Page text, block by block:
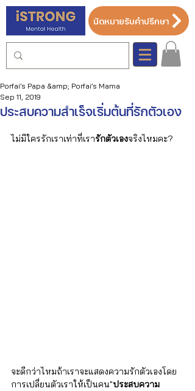
นัดหมายรับคำปรึกษา
ประสบความสำเร็จเริ่มต้นที่รักตัวเอง
Porfai’s Papa &amp; Porfai’s Mama
Sep 11, 2019
ไม่มีใครรักเราเท่าที่เรารักตัวเองจริงไหมคะ?
จะดีกว่าไหมถ้าเราจะแสดงความรักตัวเองโดย
การเปลี่ยนตัวเราให้เป็นคน"ประสบความ